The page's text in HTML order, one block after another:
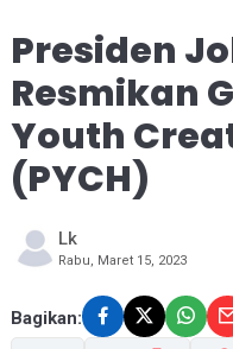
Presiden
Resmikan
Youth
(PYCH)
Lk
Rabu, Maret 15, 2023
Bagikan: